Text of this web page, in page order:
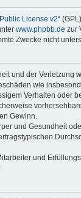
License v2“
www.phpbb.de zur
Zwecke nicht
und der
wie
Verhalten oder
Gewinn.
und Gesundheit
und